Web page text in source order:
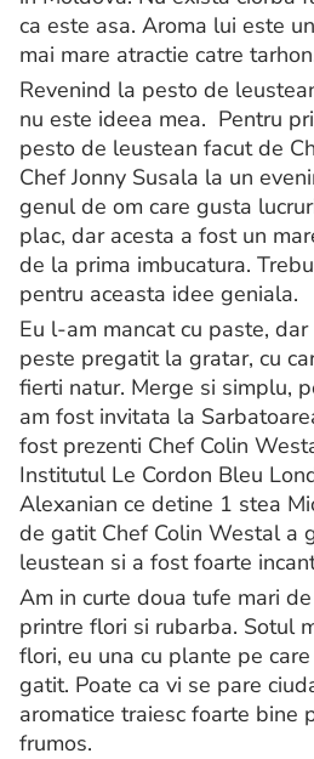
ca este asa. Aroma lui este
mai mare atractie catre
Revenind la pesto de
nu este ideea mea. Pentru
pesto de leustean facut de
Chef Jonny Susala la un
genul de om care gusta
plac, dar acesta a fost un
de la prima imbucatura.
pentru aceasta idee geniala.
Eu l-am mancat cu paste,
peste pregatit la gratar, cu
fierti natur. Merge si simplu,
am fost invitata la
fost prezenti Chef Colin
Institutul Le Cordon Bleu
Alexanian ce detine 1 stea
de gatit Chef Colin Westal a
leustean si a fost foarte
Am in curte doua tufe mari
printre flori si rubarba. Sotul
flori, eu una cu plante pe
gatit. Poate ca vi se pare
aromatice traiesc foarte bine
frumos.